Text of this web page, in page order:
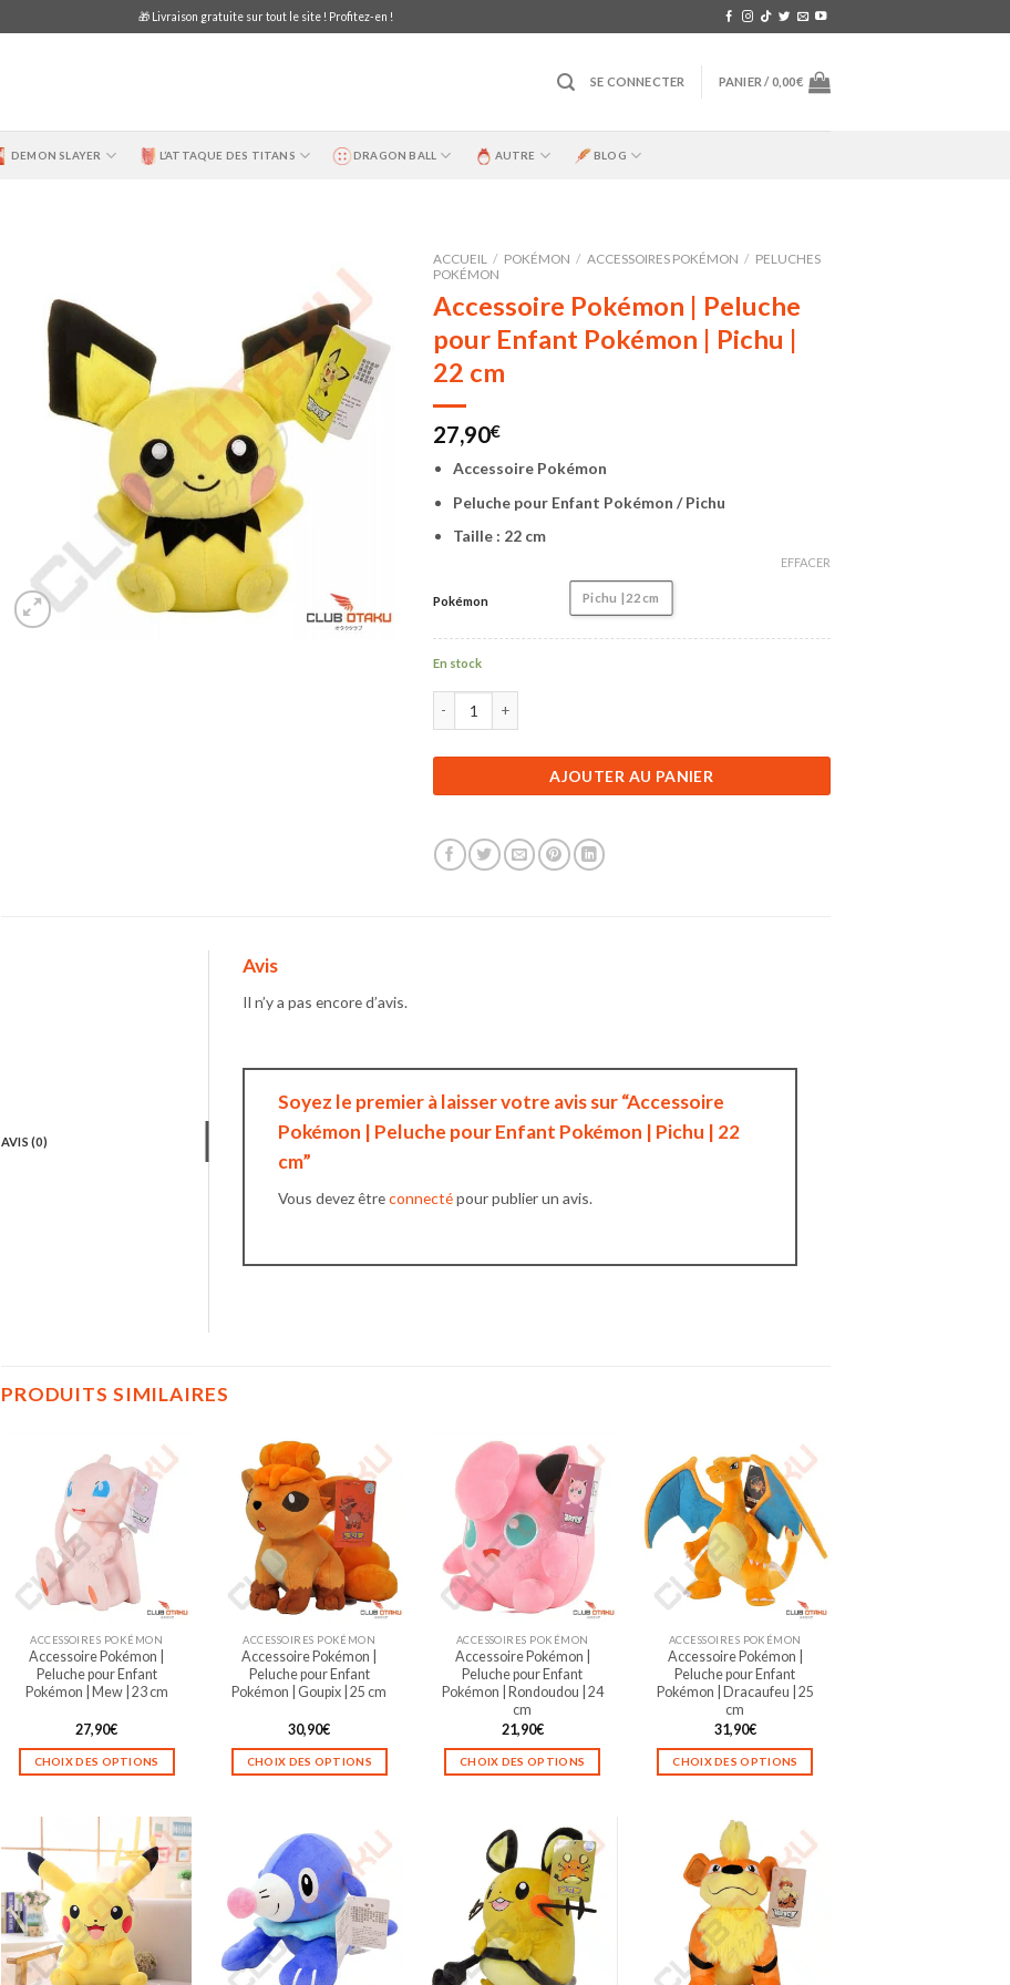
🎁 Livraison gratuite sur tout le site ! Profitez-en !
SE CONNECTER PANIER /0,00€
DEMON SLAYER L’ATTAQUE DES TITANS DRAGON BALL AUTRE BLOG
ACCUEIL / POKÉMON / ACCESSOIRES POKÉMON / PELUCHES
POKÉMON
Accessoire Pokémon | Peluche
pour Enfant Pokémon | Pichu |
22 cm
27,90€
Accessoire Pokémon
Peluche pour Enfant Pokémon / Pichu
Taille : 22 cm
Pokémon Pichu | 22 cm
EFFACER
En stock
AJOUTER AU PANIER
AVIS (0)
Avis
Il n’y a pas encore d’avis.
Soyez le premier à laisser votre avis sur “Accessoire
Pokémon | Peluche pour Enfant Pokémon | Pichu | 22
cm”
Vous devez êtreconnectépour publier un avis.
PRODUITS SIMILAIRES
ACCESSOIRES POKÉMON
Accessoire Pokémon |
Peluche pour Enfant
Pokémon | Mew | 23 cm
27,90€
CHOIX DES OPTIONS
plusieurs
variations.
Les
options
peuvent
être
ACCESSOIRES POKÉMON
Accessoire Pokémon |
Peluche pour Enfant
Pokémon | Goupix | 25 cm
30,90€
CHOIX DES OPTIONS
plusieurs
variations.
Les
options
peuvent
être
ACCESSOIRES POKÉMON
Accessoire Pokémon |
Peluche pour Enfant
Pokémon | Rondoudou | 24
cm
21,90€
CHOIX DES OPTIONS
plusieurs
variations.
Les
options
peuvent
être
ACCESSOIRES POKÉMON
Accessoire Pokémon |
Peluche pour Enfant
Pokémon | Dracaufeu | 25
cm
31,90€
CHOIX DES OPTIONS
a
plusieurs
variations.
Les
options
peuvent
être